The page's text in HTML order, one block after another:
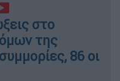
στο
της
86 οι